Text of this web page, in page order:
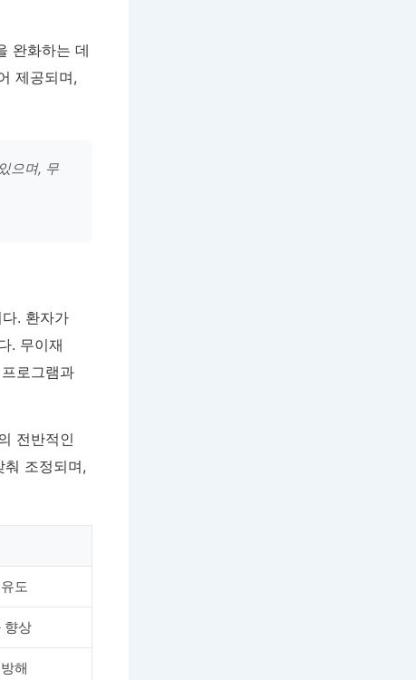
완화하는 데
제공되며,
으며, 무
. 환자가
. 무이재
로그램과
전반적인
조정되며,
도
향상
해